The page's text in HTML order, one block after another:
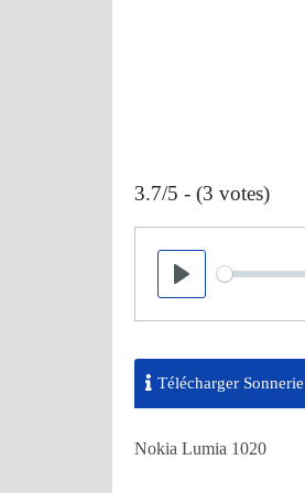
3.7/5 - (3 votes)
Play
Seek
Télécharger
Nokia Lumia 1020